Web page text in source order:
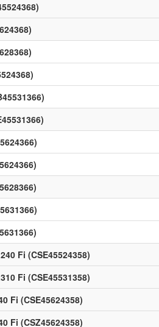
Fi (CSE45524358)
Fi (CSE45531358)
Fi (CSE45624358)
Fi (CSZ45624358)